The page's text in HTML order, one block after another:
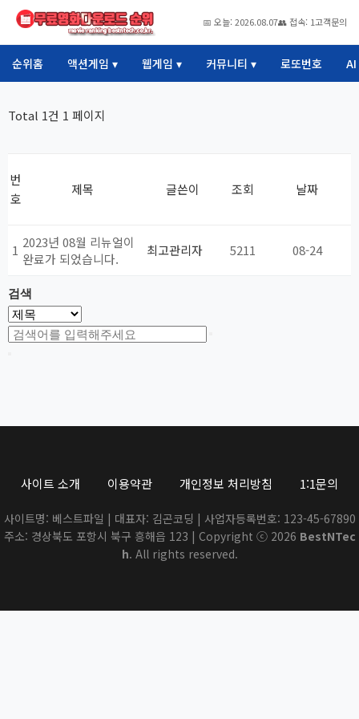
📅 오늘: 2026.08.07👥 접속: 1고객문의
순위홈 액션게임 ▾ 웹게임 ▾ 커뮤니티 ▾ 로또번호 AI
Total 1건 1 페이지
번
호
제목 글쓴이 조회 날짜
1 2023년 08월 리뉴얼이
완료가 되었습니다.
최고관리자 5211 08-24
검색
사이트 소개 이용약관 개인정보 처리방침 1:1문의
사이트명: 베스트파일 | 대표자: 김곤코딩 | 사업자등록번호: 123-45-67890
주소: 경상북도 포항시 북구 흥해읍 123 | Copyright ⓒ 2026 BestNTec
h. All rights reserved.